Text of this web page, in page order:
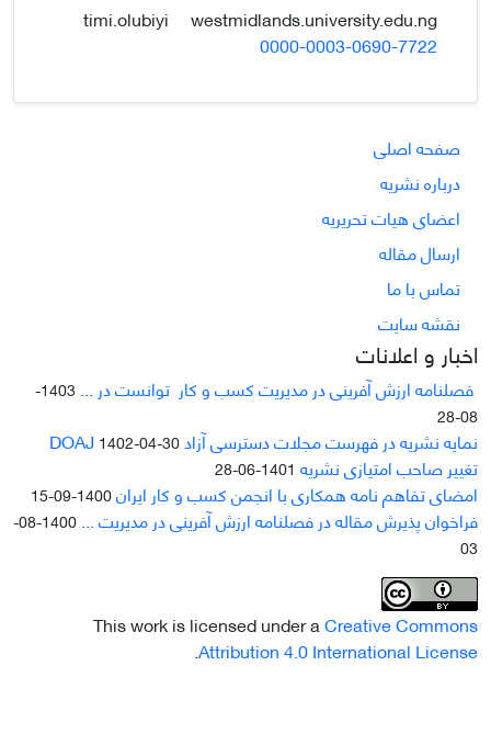
westmidlands.university.edu.ng
0000-0003-0690-7722
صفحه اصلی
درباره نشریه
اعضای هیات تحریریه
ارسال مقاله
تماس با ما
نقشه سایت
اخبار و اعلانات
فصلنامه ارزش آفرینی در مدیریت کسب و کار توانست در ...
1403-
08-28
نمایه نشریه در فهرست مجلات دسترسی آزاد DOAJ1402-04-30
تغییر صاحب امتیازی نشریه 1401-06-28
امضای تفاهم نامه همکاری با انجمن کسب و کار ایران1400-09-15
فراخوان پذیرش مقاله در فصلنامه ارزش آفرینی در مدیریت ...
1400-08-
03
This work is licensed under aCreative Commons
Attribution 4.0 International License
.